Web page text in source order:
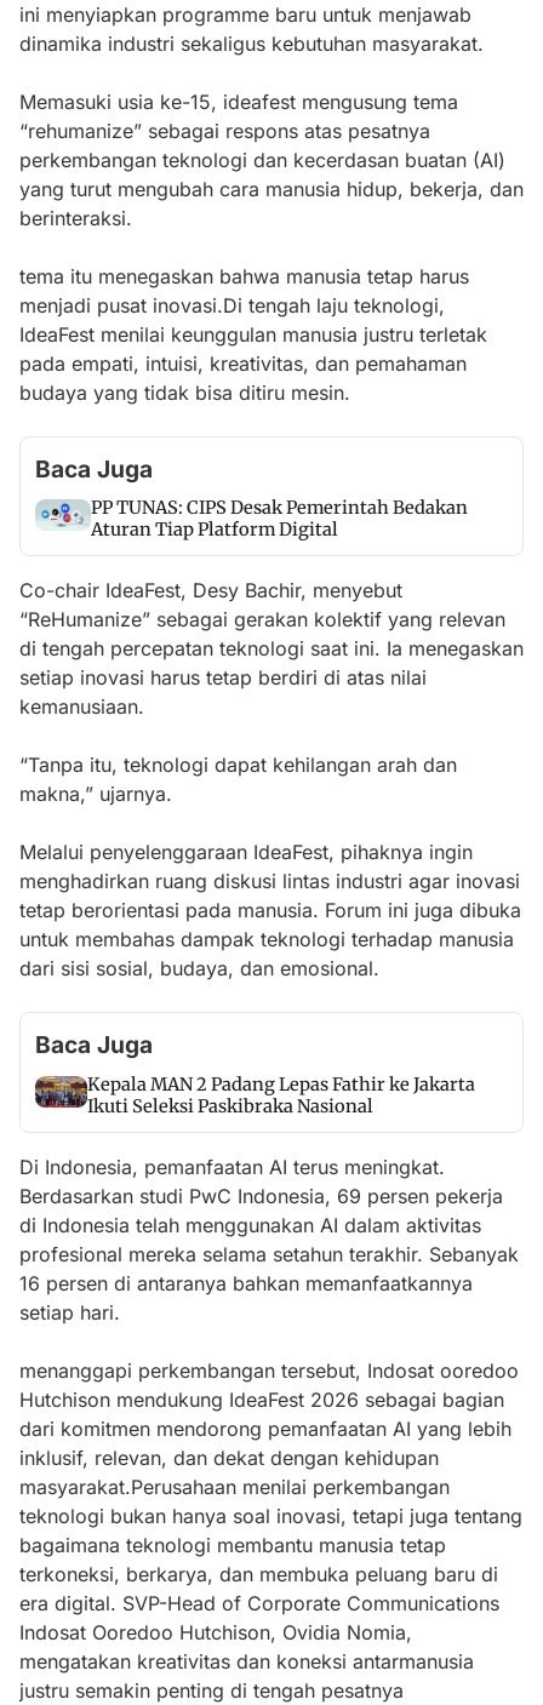
ini menyiapkan programme baru untuk menjawab
dinamika industri sekaligus kebutuhan masyarakat.
Memasuki usia ke-15, ideafest mengusung tema
“rehumanize” sebagai respons atas pesatnya
perkembangan teknologi dan kecerdasan buatan (AI)
yang turut mengubah cara manusia hidup, bekerja, dan
berinteraksi.
tema itu menegaskan bahwa manusia tetap harus
menjadi pusat inovasi.Di tengah laju teknologi,
IdeaFest menilai keunggulan manusia justru terletak
pada empati, intuisi, kreativitas, dan pemahaman
budaya yang tidak bisa ditiru mesin.
Baca Juga
PP TUNAS: CIPS Desak Pemerintah Bedakan
Aturan Tiap Platform Digital
Co-chair IdeaFest, Desy Bachir, menyebut
“ReHumanize” sebagai gerakan kolektif yang relevan
di tengah percepatan teknologi saat ini. Ia menegaskan
setiap inovasi harus tetap berdiri di atas nilai
kemanusiaan.
“Tanpa itu, teknologi dapat kehilangan arah dan
makna,” ujarnya.
Melalui penyelenggaraan IdeaFest, pihaknya ingin
menghadirkan ruang diskusi lintas industri agar inovasi
tetap berorientasi pada manusia. Forum ini juga dibuka
untuk membahas dampak teknologi terhadap manusia
dari sisi sosial, budaya, dan emosional.
Baca Juga
Kepala MAN 2 Padang Lepas Fathir ke Jakarta
Ikuti Seleksi Paskibraka Nasional
Di Indonesia, pemanfaatan AI terus meningkat.
Berdasarkan studi PwC Indonesia, 69 persen pekerja
di Indonesia telah menggunakan AI dalam aktivitas
profesional mereka selama setahun terakhir. Sebanyak
16 persen di antaranya bahkan memanfaatkannya
setiap hari.
menanggapi perkembangan tersebut, Indosat ooredoo
Hutchison mendukung IdeaFest 2026 sebagai bagian
dari komitmen mendorong pemanfaatan AI yang lebih
inklusif, relevan, dan dekat dengan kehidupan
masyarakat.Perusahaan menilai perkembangan
teknologi bukan hanya soal inovasi, tetapi juga tentang
bagaimana teknologi membantu manusia tetap
terkoneksi, berkarya, dan membuka peluang baru di
era digital. SVP-Head of Corporate Communications
Indosat Ooredoo Hutchison, Ovidia Nomia,
mengatakan kreativitas dan koneksi antarmanusia
justru semakin penting di tengah pesatnya